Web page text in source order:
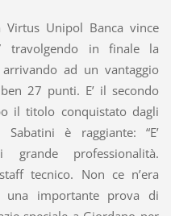
Unipol Banca vince
travolgendo in finale la
ad un vantaggio
27 punti. E’ il secondo
il titolo conquistato dagli
è raggiante: “E’
grande professionalità.
tecnico. Non ce n’era
una importante prova di